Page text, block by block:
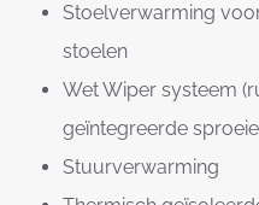
Stoelverwarming
stoelen
Wet Wiper systeem
geïntegreerde
Stuurverwarming